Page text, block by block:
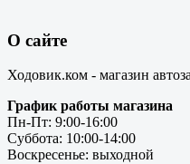
О сайте
Ходовик.ком - магазин
График работы магазина
Пн-Пт: 9:00-16:00
Суббота: 10:00-14:00
Воскресенье: выходной